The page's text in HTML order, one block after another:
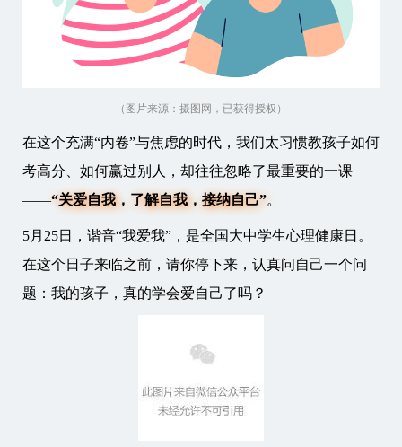
（图片来源：摄图网，已获得授权）
在这个充满“内卷”与焦虑的时代，我们太习惯教孩子如何
考高分、如何赢过别人，却往往忽略了最重要的一课
——“关爱自我，了解自我，接纳自己”。
5月25日，谐音“我爱我”，是全国大中学生心理健康日。
在这个日子来临之前，请你停下来，认真问自己一个问
题：我的孩子，真的学会爱自己了吗？